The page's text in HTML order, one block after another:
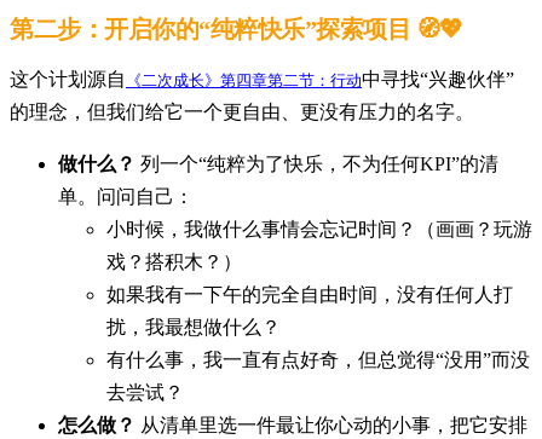
第二步：开启你的“纯粹快乐”探索项目 🧭💖
这个计划源自 《二次成长》第四章第二节：行动中寻找“兴趣伙伴”
的理念，但我们给它一个更自由、更没有压力的名字。
做什么？ 列一个“纯粹为了快乐，不为任何KPI”的清
单。问问自己：
小时候，我做什么事情会忘记时间？（画画？玩游
戏？搭积木？）
如果我有一下午的完全自由时间，没有任何人打
扰，我最想做什么？
有什么事，我一直有点好奇，但总觉得“没用”而没
去尝试？
怎么做？ 从清单里选一件最让你心动的小事，把它安排